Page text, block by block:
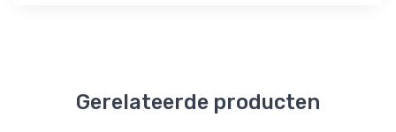
Gerelateerde producten